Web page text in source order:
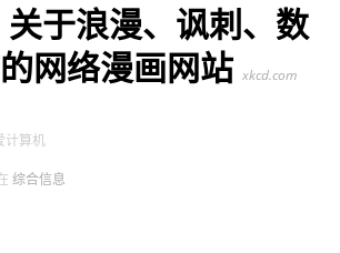
于浪漫、讽刺、数
网络漫画网站 xkcd.com
计算机
综合信息